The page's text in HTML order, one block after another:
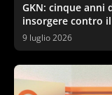
GKN: cinque anni
insorgere contro
ecologica
9 luglio 2026